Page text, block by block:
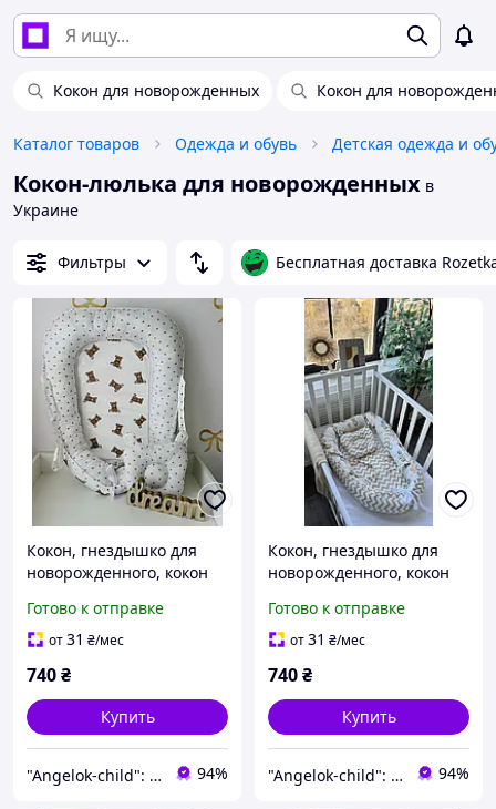
Кокон для новорожденных Кокон для
Каталог товаров Одежда и обувь Детская одежда и
Кокон-люлька для новорожденных в
Украине
Фильтры Бесплатная доставка
Кокон, гнездышко для
новорожденного, кокон
кокон для сна Angelok-
child
Готово к отправке
от31 ₴/мес
740₴
Купить
"Angelok-child": Интернет-магазин детских товаров. Зимние комбинезоны. Зимние конверты в коляску 94%
Кокон, гнездышко для
новорожденного, кокон
кокон для сна Angelok-
child
Готово к отправке
от31 ₴/мес
740₴
Купить
"Angelok-child": Интернет-магазин детских товаров. Зимние комбинезоны. Зимние конверты в коляску 94%